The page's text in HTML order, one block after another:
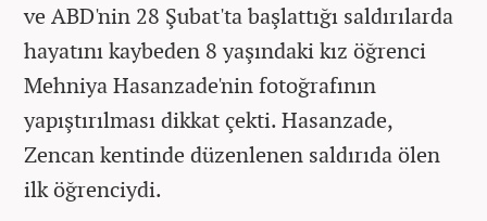
ve ABD'nin 28 Şubat'ta başlattığı saldırılarda
hayatını kaybeden 8 yaşındaki kız öğrenci
Mehniya Hasanzade'nin fotoğrafının
yapıştırılması dikkat çekti. Hasanzade,
Zencan kentinde düzenlenen saldırıda ölen
ilk öğrenciydi.